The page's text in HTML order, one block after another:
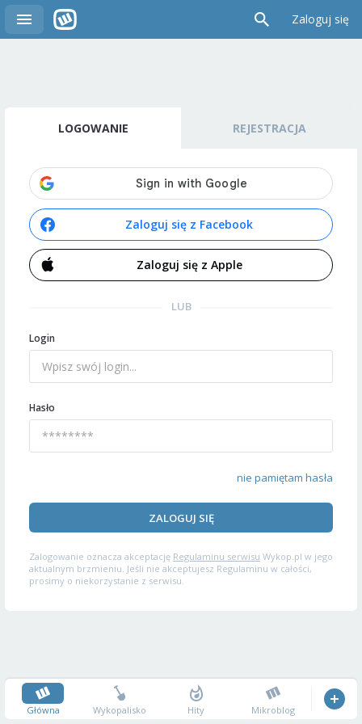
Zaloguj się
LOGOWANIE REJESTRACJA
Zaloguj się z Facebook
Zaloguj się z Apple
LUB
Login
Hasło
nie pamiętam hasła
ZALOGUJ SIĘ
Zalogowanie oznacza akceptację Regulaminu serwisu Wykop.pl w jego
aktualnym brzmieniu. Jeśli nie akceptujesz Regulaminu w całości,
prosimy o niekorzystanie z serwisu.
Główna Wykopalisko Hity Mikroblog